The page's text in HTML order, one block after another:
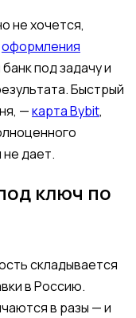
не хочется,
оформления
под задачу и
Быстрый
—карта Bybit,
не дает.
ключ по
складывается
в Россию.
в разы — и